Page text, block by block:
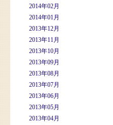
2014年02月
2014年01月
2013年12月
2013年11月
2013年10月
2013年09月
2013年08月
2013年07月
2013年06月
2013年05月
2013年04月